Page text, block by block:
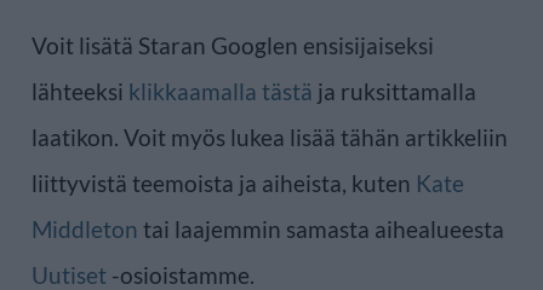
Voit lisätä Staran Googlen ensisijaiseksi
lähteeksi klikkaamalla tästä ja ruksittamalla
laatikon. Voit myös lukea lisää tähän artikkeliin
liittyvistä teemoista ja aiheista, kuten Kate
Middleton tai laajemmin samasta aihealueesta
Uutiset -osioistamme.